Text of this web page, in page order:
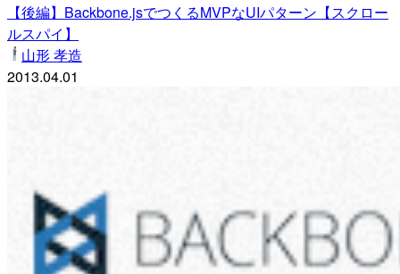
【後編】Backbone.jsでつくるMVPなUIパターン【スクロー
ルスパイ】
山形 孝造
2013.04.01